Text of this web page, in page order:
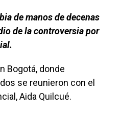
de manos de decenas
de la controversia por
Bogotá, donde
se reunieron con el
Aida Quilcué.